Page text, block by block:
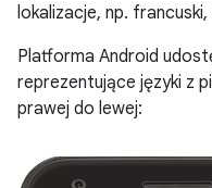
lokalizacje, np.
Platforma Android
reprezentujące języki z
prawej do lewej: